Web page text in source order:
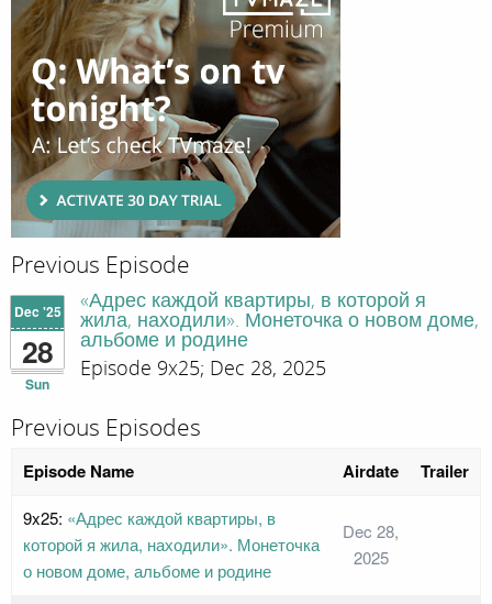
Previous Episode
Dec '25
28
Sun
«Адрес каждой квартиры, в которой я
жила, находили». Монеточка о новом доме,
альбоме и родине
Episode 9x25; Dec 28, 2025
Previous Episodes
Episode Name Airdate Trailer
9x25: «Адрес каждой квартиры, в
которой я жила, находили». Монеточка
о новом доме, альбоме и родине
Dec 28,
2025